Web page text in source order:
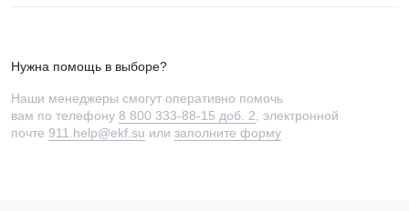
Нужна помощь в выборе?
Наши менеджеры смогут оперативно помочь
вам по телефону 8 800 333-88-15 доб. 2 , электронной
почте 911.help@ekf.su или заполните форму